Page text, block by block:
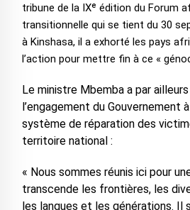
tribune de la IXᵉ édition du Forum
transitionnelle qui se tient du 30
à Kinshasa, il a exhorté les pays
l’action pour mettre fin à ce «
Le ministre Mbemba a par
l’engagement du Gouvernement
système de réparation des
territoire national :
« Nous sommes réunis ici pour
transcende les frontières, les
les langues et les générations. Il